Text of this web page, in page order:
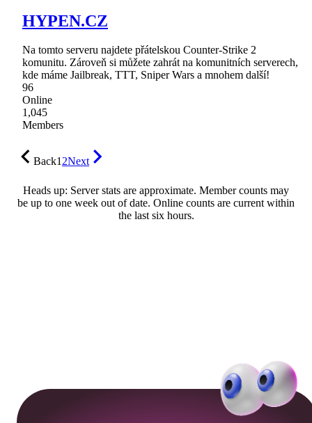
HYPEN.CZ
Na tomto serveru najdete přátelskou Counter-Strike 2
komunitu. Zároveň si můžete zahrát na komunitních serverech,
kde máme Jailbreak, TTT, Sniper Wars a mnohem další!
96
Online
1,045
Members
Back12Next
Heads up: Server stats are approximate. Member counts may
be up to one week out of date. Online counts are current within
the last six hours.